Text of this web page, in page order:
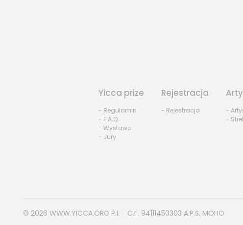
Yicca prize
- Regulamin
- F.A.Q.
- Wystawa
- Jury
Rejestracja
- Rejestracja
-
-
© 2026 WWW.YICCA.ORG P.I. - C.F. 94111450303 A.P.S. MOHO